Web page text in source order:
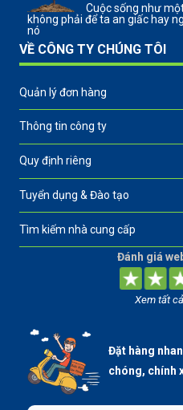
Cuộc sống như
không phải để ta an giấc hay
nó
VỀ CÔNG TY CHÚNG TÔI
Quản lý đơn hàng
Thông tin công ty
Quy định riêng
Tuyển dụng & Đào tạo
Tìm kiếm nhà cung cấp
Đánh giá
Xem tất
Đặt hàng
chóng, chính